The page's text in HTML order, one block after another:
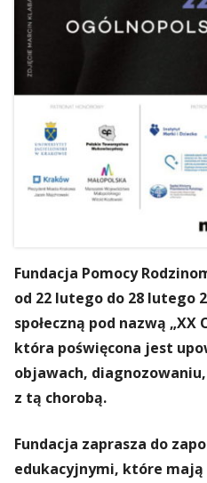
Fundacja Pomocy
od 22 lutego do 28 lutego
społeczną pod nazwą
która poświęcona jest
objawach,
z tą chorobą.
Fundacja zaprasza do
edukacyjnymi, które